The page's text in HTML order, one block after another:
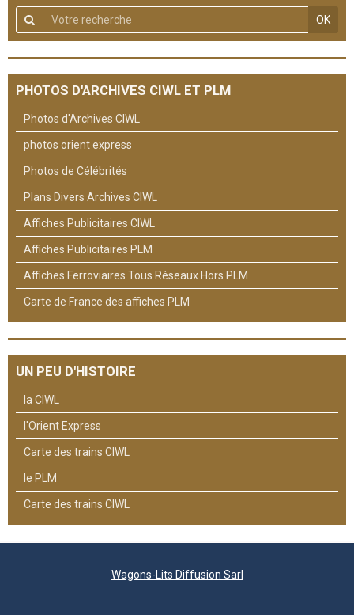
OK
PHOTOS D'ARCHIVES CIWL ET PLM
Photos d'Archives CIWL
photos orient express
Photos de Célébrités
Plans Divers Archives CIWL
Affiches Publicitaires CIWL
Affiches Publicitaires PLM
Affiches Ferroviaires Tous Réseaux Hors PLM
Carte de France des affiches PLM
UN PEU D'HISTOIRE
la CIWL
l'Orient Express
Carte des trains CIWL
le PLM
Carte des trains CIWL
Wagons-Lits Diffusion Sarl